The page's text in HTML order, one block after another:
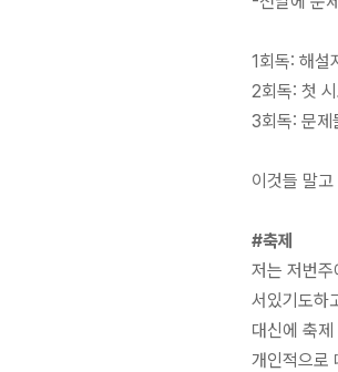
1회독: 해설
2회독: 첫
3회독: 문제
이것들 말
#축제
저는 저번
서있기도하
대신에 축제
개인적으로